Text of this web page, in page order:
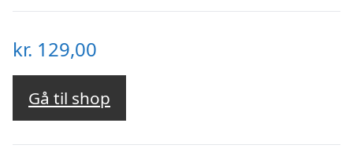
kr. 129,00
Gå til shop